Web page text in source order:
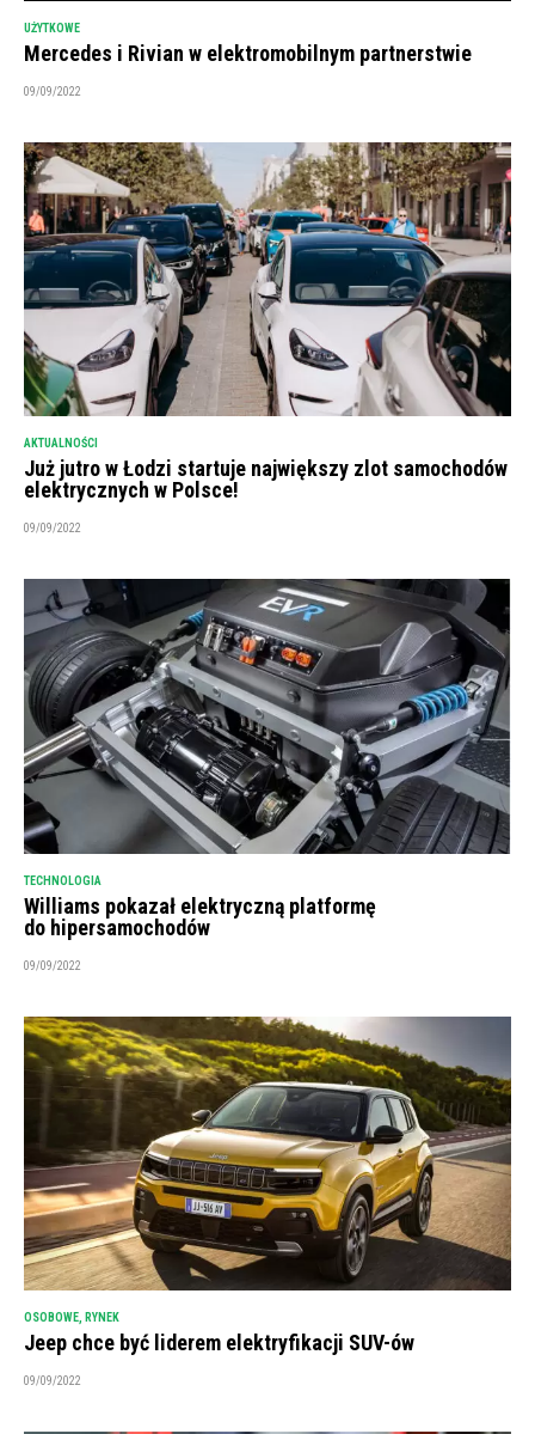
UŻYTKOWE
Mercedes i Rivian w elektromobilnym partnerstwie
09/09/2022
AKTUALNOŚCI
Już jutro w Łodzi startuje największy zlot samochodów
elektrycznych w Polsce!
09/09/2022
TECHNOLOGIA
Williams pokazał elektryczną platformę
do hipersamochodów
09/09/2022
OSOBOWE, RYNEK
Jeep chce być liderem elektryfikacji SUV-ów
09/09/2022